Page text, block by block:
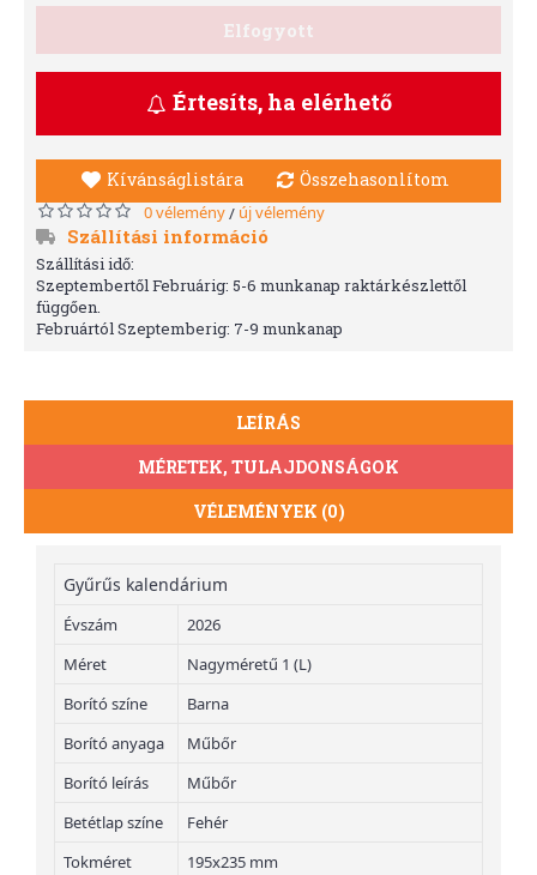
Elfogyott
Értesíts, ha elérhető
Kívánságlistára Összehasonlítom
0 vélemény/ új vélemény
Szállítási információ
Szállítási idő:
Szeptembertől Februárig: 5-6 munkanap raktárkészlettől
függően.
Februártól Szeptemberig: 7-9 munkanap
LEÍRÁS
MÉRETEK, TULAJDONSÁGOK
VÉLEMÉNYEK (0)
Gyűrűs kalendárium
Évszám
2026
Méret
Nagyméretű 1 (L)
Borító színe
Barna
Borító anyaga
Műbőr
Borító leírás
Műbőr
Betétlap színe
Fehér
Tokméret
195x235 mm